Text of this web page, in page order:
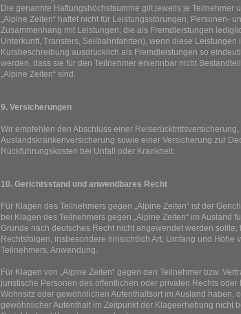
Die genannte Haftungshöchstsumme gilt jeweils je Teilnehmer
„Alpine Zeiten“ haftet nicht für Leistungsstörungen, Personen-
Zusammenhang mit Leistungen, die als Fremdleistungen
Unterkunft, Transfers, Seilbahnfahrten), wenn diese Leistungen
Kursbeschreibung ausdrücklich als Fremdleistungen so
werden, dass sie für den Teilnehmer erkennbar nicht
„Alpine Zeiten“ sind.
9. Versicherungen
Wir empfehlen den Abschluss einer Reiserücktrittsversicherung,
Auslandskrankenversicherung sowie einer Versicherung zur
Rückführungskosten bei Unfall oder Krankheit.
10. Gerichtsstand und anwendbares Recht
Für Klagen des Teilnehmers gegen „Alpine Zeiten“ ist der
bei Klagen des Teilnehmers gegen „Alpine Zeiten“ im Ausland
Grunde nach deutsches Recht nicht angewendet werden sollte,
Rechtsfolgen, insbesondere hinsichtlich Art, Umfang und Höhe
Teilnehmers, Anwendung.
Für Klagen von „Alpine Zeiten“ gegen den Teilnehmer bzw.
juristische Personen des öffentlichen oder privaten Rechts
Wohnsitz oder gewöhnlichen Aufenthaltsort im Ausland haben,
gewöhnlicher Aufenthalt im Zeitpunkt der Klageerhebung nicht